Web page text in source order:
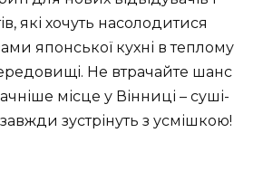
які хочуть насолодитися
японської кухні в теплому
Не втрачайте шанс
місце у Вінниці – суші-
зустрінуть з усмішкою!